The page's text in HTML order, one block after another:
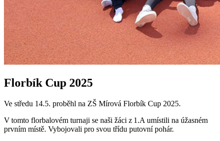
Florbík Cup 2025
Ve středu 14.5. proběhl na ZŠ Mírová Florbík Cup 2025.
V tomto florbalovém turnaji se naši žáci z 1.A umístili na úžasném
prvním místě. Vybojovali pro svou třídu putovní pohár.